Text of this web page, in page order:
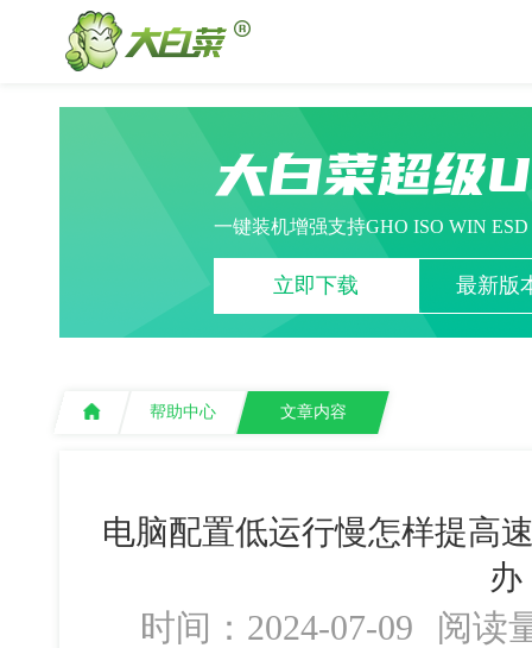
大白菜超级
一键装机增强支持GHO ISO WIN
立即下载 最新版
帮助中心 文章内容
电脑配置低运行慢怎样提高
办
时间：2024-07-09 阅读